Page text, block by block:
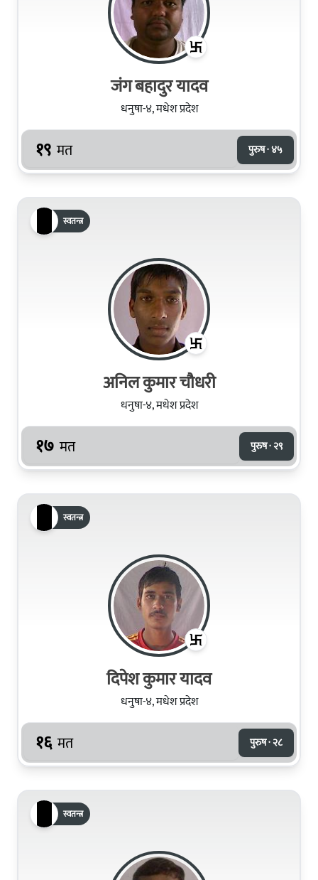
जंग बहादुर यादव
धनुषा-४, मधेश प्रदेश
१९ मत पुरुष · ४५
स्वतन्त्र
अनिल कुमार चौधरी
धनुषा-४, मधेश प्रदेश
१७ मत पुरुष · २९
स्वतन्त्र
दिपेश कुमार यादव
धनुषा-४, मधेश प्रदेश
१६ मत पुरुष · २८
स्वतन्त्र